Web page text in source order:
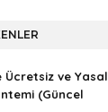
Ücretsiz ve Yasal
(Güncel